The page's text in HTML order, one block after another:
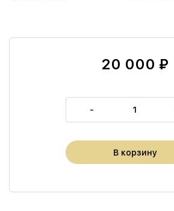
20 000 ₽
-
В корзину